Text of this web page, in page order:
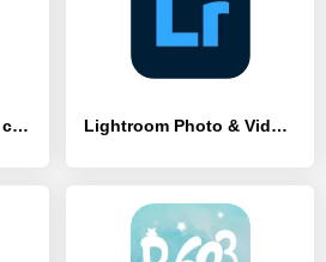
Турбоскан: быстрый сканер Lightroom Photo & Video Editor